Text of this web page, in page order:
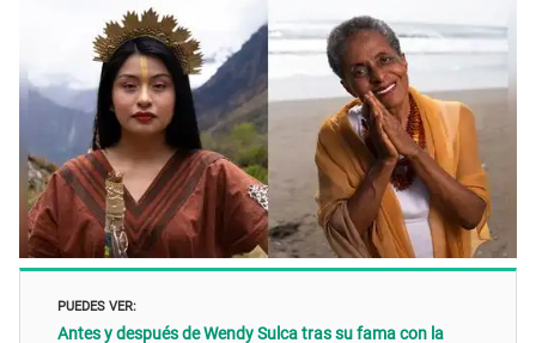
PUEDES VER:
Antes y después de Wendy Sulca tras su fama con la